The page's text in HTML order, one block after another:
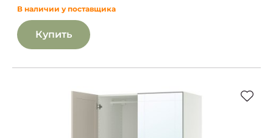
В наличии у поставщика
Купить